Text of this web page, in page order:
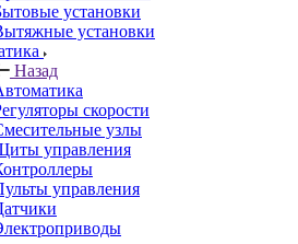
установки
установки
Назад
скорости
узлы
управления
управления